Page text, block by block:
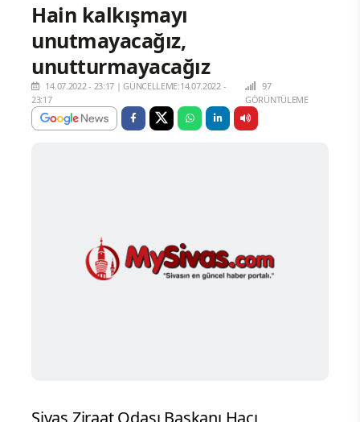
Hain kalkışmayı
unutmayacağız,
unutturmayacağız
14.07.2022 - 23:17 |GÜNCELLEME:14.07.2022 -
23:17
97
GÖRÜNTÜLEME